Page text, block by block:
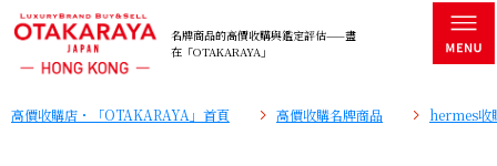
名牌商品的高價收購與鑑定評估——盡
在「OTAKARAYA」
高價收購店・「OTAKARAYA」首頁 高價收購名牌商品 hermes收